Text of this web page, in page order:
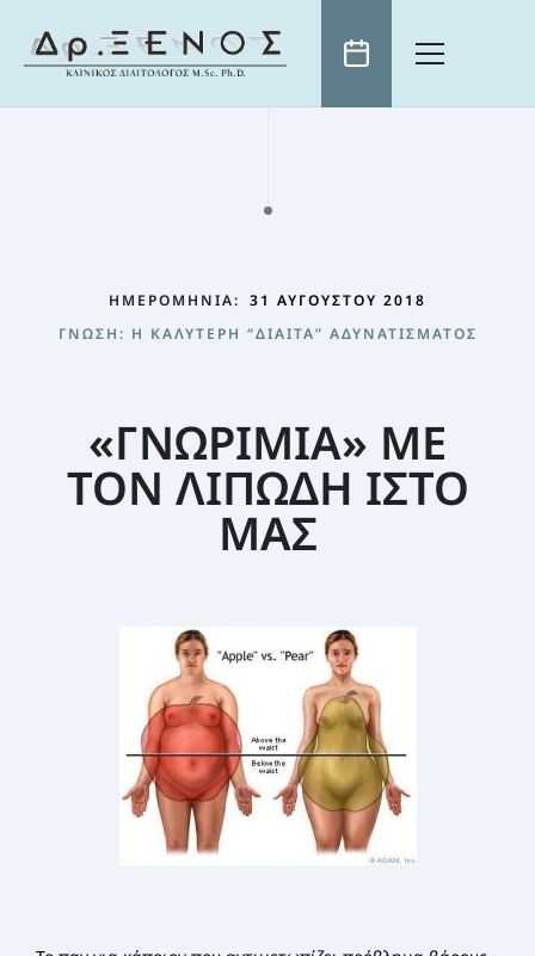
ΒΙΟΓΡΑΦΙΚΟ
ΕΠΙΚΑΙΡΌΤΗΤΑ
Η ΦΎΣΗ ΠΡΟΣΦΈΡΕΙ ΤΗ ΛΎΣΗ
ΠΑΙΔΊ ΚΑΙ ΔΙΑΤΡΟΦΉ
ΣΕΜΙΝΆΡΙΑ ΔΙΑΤΡΟΦΙΚΉΣ ΕΚΠΑΊΔΕΥΣΗΣ
ΤΗΛΕΟΡΑΣΗ
ΧΡΗΣΙΜΑ
ΕΛΛΗΝΙΚΌ ΙΝΣΤΙΤΟΎΤΟ ΔΙΑΤΡΟΦΉΣ
ΗΜΕΡΟΜΗΝΊΑ: 31 ΑΥΓΟΎΣΤΟΥ 2018
ΓΝΏΣΗ: Η ΚΑΛΎΤΕΡΗ “ΔΊΑΙΤΑ” ΑΔΥΝΑΤΊΣΜΑΤΟΣ
«ΓΝΩΡΙΜΙΑ» ΜΕ
ΤΟΝ ΛΙΠΩΔΗ ΙΣΤΟ
ΜΑΣ